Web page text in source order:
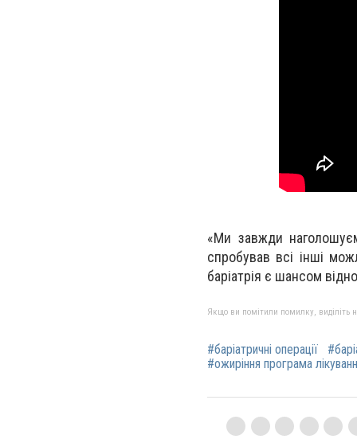
«Ми завжди
спробував всі інші
баріатрія є шансом
Якщо ви помітили помилку, виділіть
#баріатричні операції
#ожиріння програма